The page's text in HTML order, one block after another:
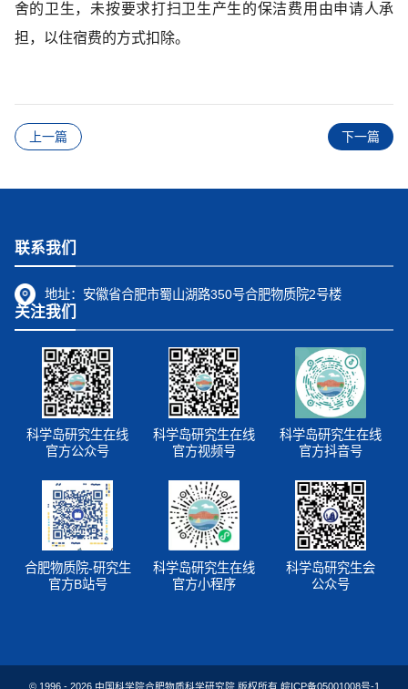
舍的卫生，未按要求打扫卫生产生的保洁费用由申请人承
担，以住宿费的方式扣除。
上一篇 下一篇
联系我们
地址： 安徽省合肥市蜀山湖路350号合肥物质院2号楼
关注我们
科学岛研究生在线
官方公众号
科学岛研究生在线
官方视频号
科学岛研究生在线
官方抖音号
合肥物质院-研究生
官方B站号
科学岛研究生在线
官方小程序
科学岛研究生会
公众号
© 1996 - 2026中国科学院合肥物质科学研究院 版权所有 皖ICP备05001008号-1